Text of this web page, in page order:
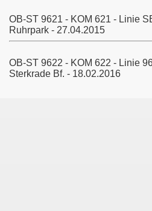
OB-ST 9621 - KOM 621 - Linie
Ruhrpark - 27.04.2015
OB-ST 9622 - KOM 622 - Linie
Sterkrade Bf. - 18.02.2016